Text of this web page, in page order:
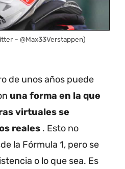
– @Max33Verstappen)
de unos años puede
una forma en la que
virtuales se
reales . Esto no
la Fórmula 1, pero se
o lo que sea. Es